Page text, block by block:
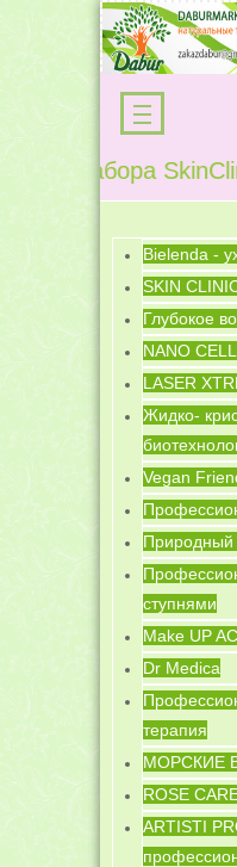
набора
Bielenda -
SKIN
Глубокое
NANO
LASER
Жидко-
Vegan
Природный
ступнями
Make UP
Dr Medica
терапия
МОРСКИЕ
ROSE
ARTISTI